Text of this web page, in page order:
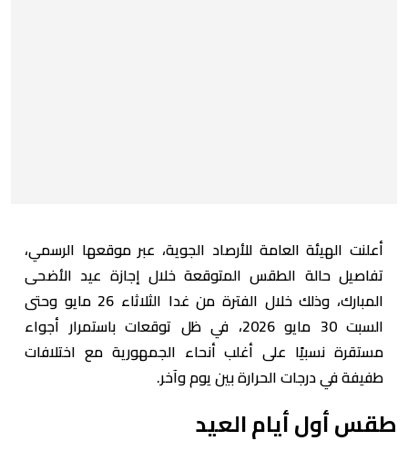
أعلنت الهيئة العامة للأرصاد الجوية، عبر موقعها الرسمي،
تفاصيل حالة الطقس المتوقعة خلال إجازة عيد الأضحى
المبارك، وذلك خلال الفترة من غدا الثلاثاء 26 مايو وحتى
السبت 30 مايو 2026، في ظل توقعات باستمرار أجواء
مستقرة نسبيًا على أغلب أنحاء الجمهورية مع اختلافات
طفيفة في درجات الحرارة بين يوم وآخر.
طقس أول أيام العيد